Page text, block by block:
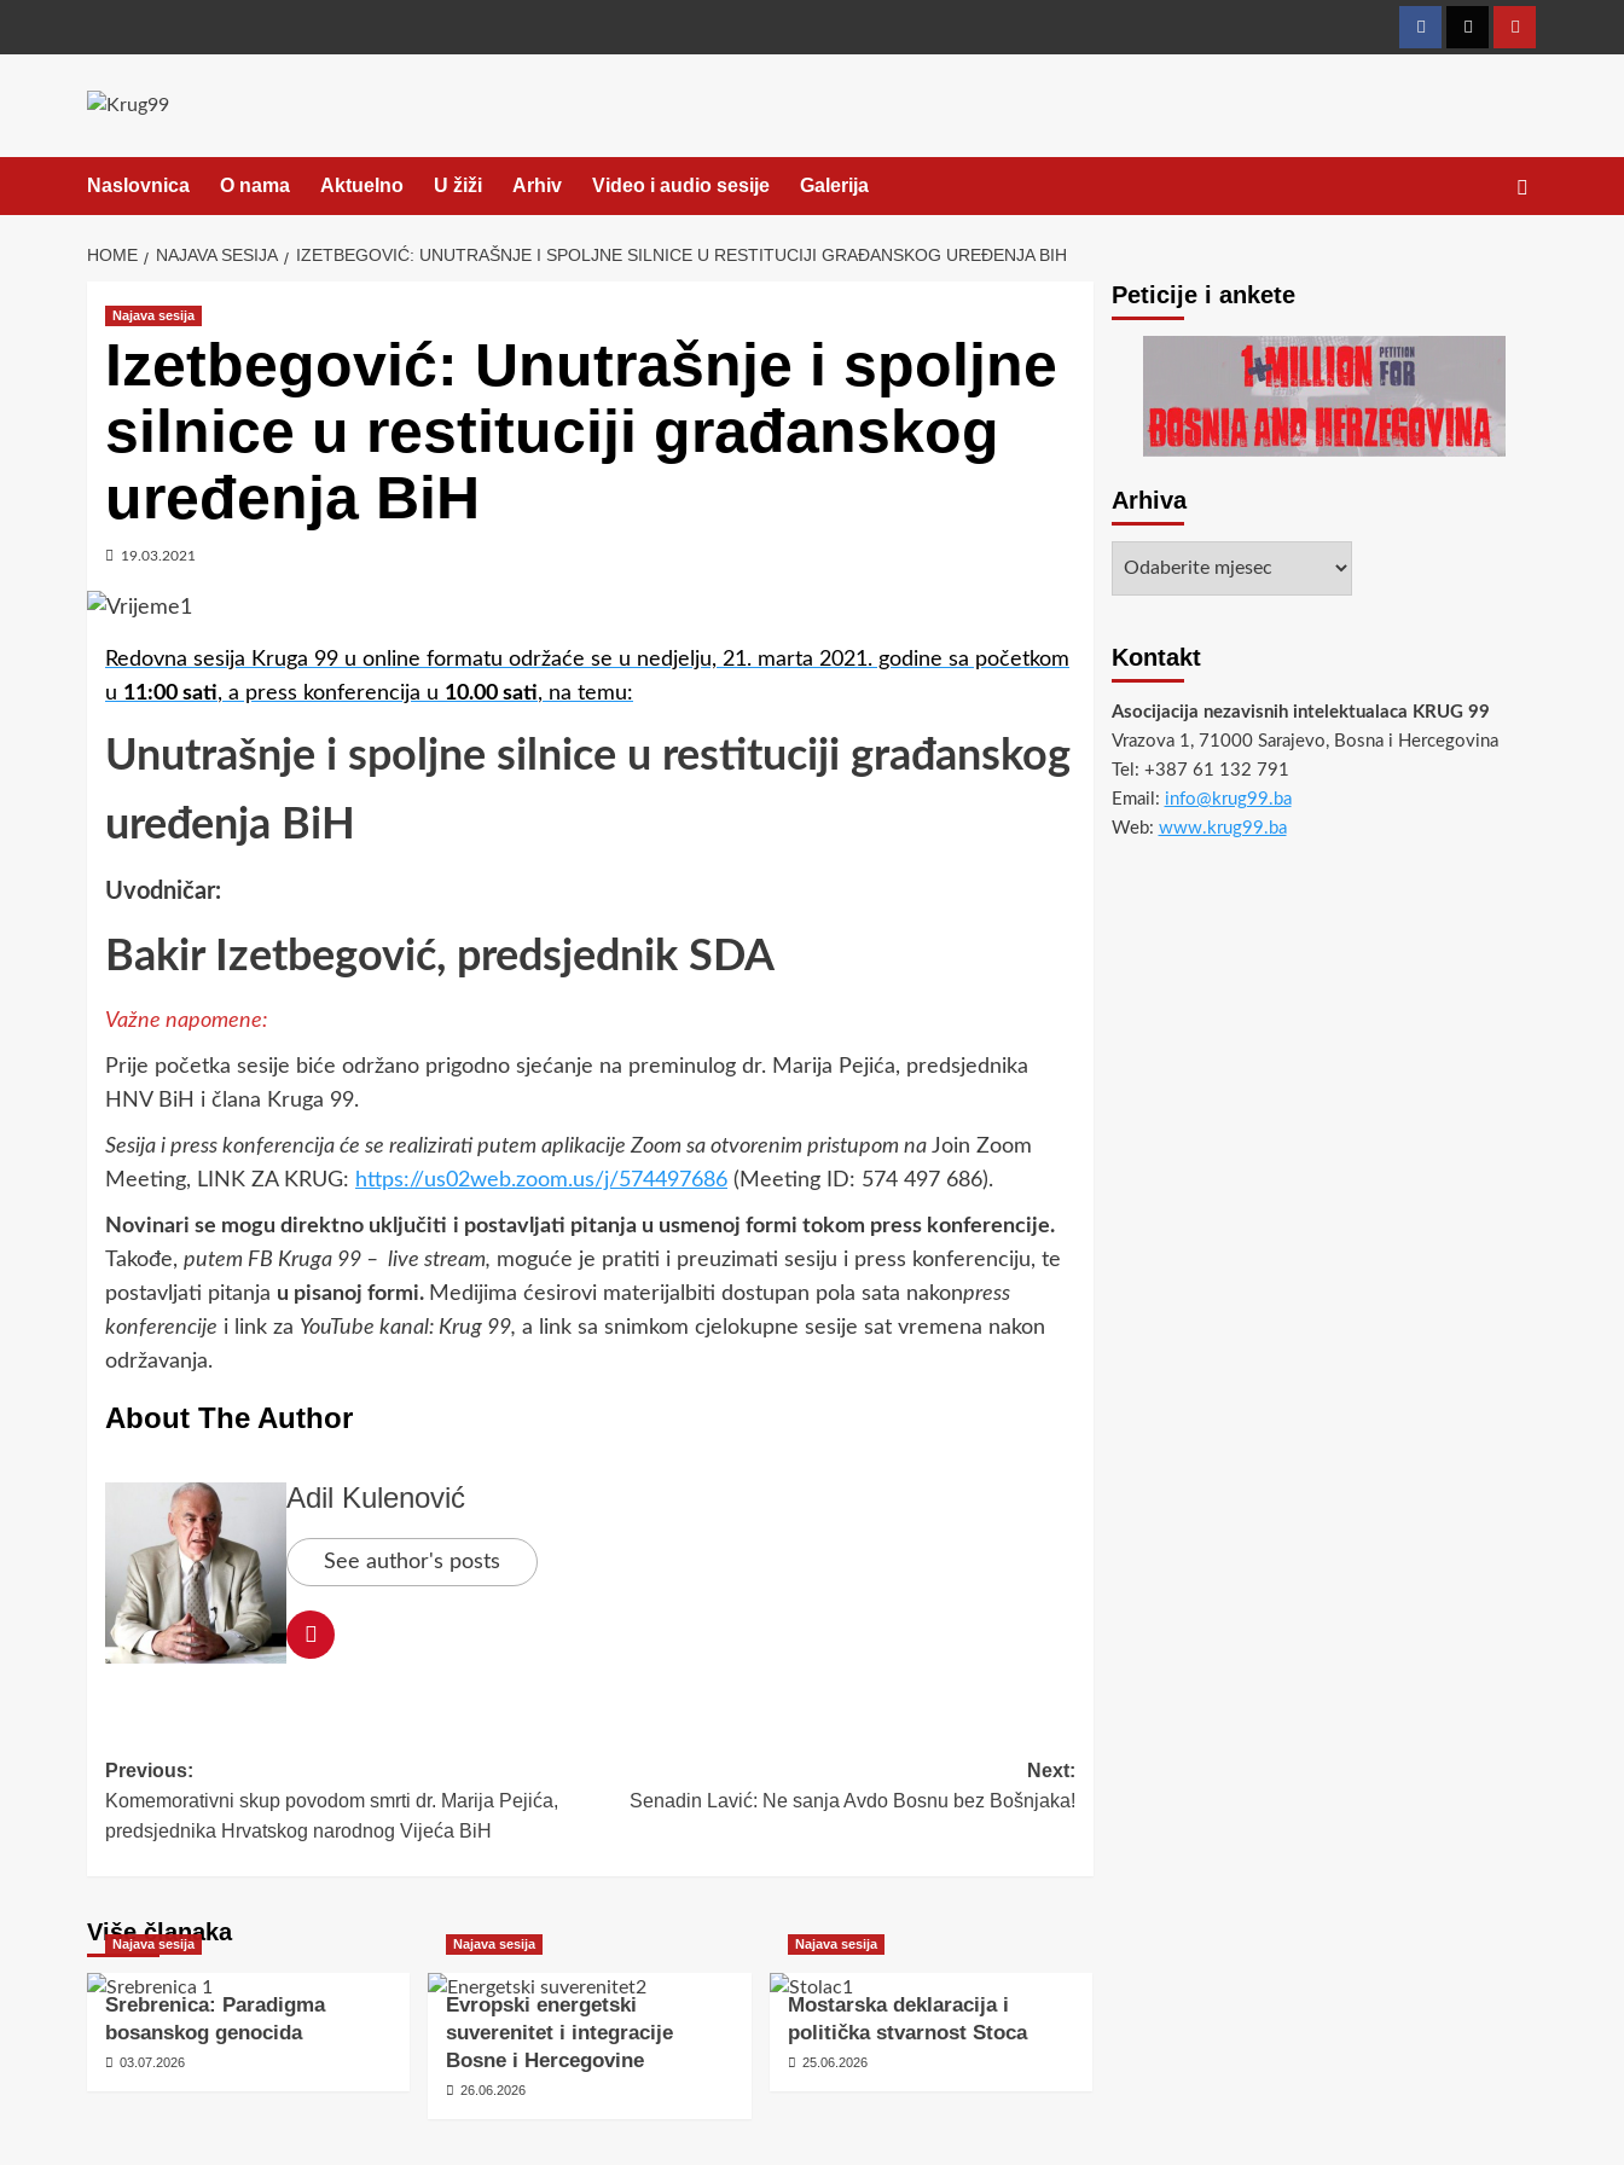
Naslovnica O nama Aktuelno U žiži Arhiv Video i audio sesije Galerija
HOME NAJAVA SESIJA IZETBEGOVIĆ: UNUTRAŠNJE I SPOLJNE SILNICE U RESTITUCIJI GRAĐANSKOG UREĐENJA BIH
Najava sesija
Izetbegović: Unutrašnje i spoljne
silnice u restituciji građanskog
uređenja BiH
19.03.2021
Redovna sesija Kruga 99 u online formatu održaće se u nedjelju, 21. marta 2021. godine sa početkom
u 11:00 sati, a press konferencija u 10.00 sati, na temu:
Unutrašnje i spoljne silnice u restituciji građanskog
uređenja BiH
Uvodničar:
Bakir Izetbegović, predsjednik SDA
Važne napomene:
Prije početka sesije biće održano prigodno sjećanje na preminulog dr. Marija Pejića, predsjednika
HNV BiH i člana Kruga 99.
Sesija i press konferencija će se realizirati putem aplikacije Zoom sa otvorenim pristupom na Join Zoom
Meeting, LINK ZA KRUG: https://us02web.zoom.us/j/574497686 (Meeting ID: 574 497 686).
Novinari se mogu direktno uključiti i postavljati pitanja u usmenoj formi tokom press konferencije.
Takođe, putem FB Kruga 99 – live stream, moguće je pratiti i preuzimati sesiju i press konferenciju, te
postavljati pitanja u pisanoj formi. Medijima ćesirovi materijalbiti dostupan pola sata nakonpress
konferencije i link za YouTube kanal: Krug 99, a link sa snimkom cjelokupne sesije sat vremena nakon
održavanja.
About The Author
Adil Kulenović
See author's posts
Post
navigation
Previous:
Komemorativni skup povodom smrti dr. Marija Pejića,
predsjednika Hrvatskog narodnog Vijeća BiH
Next:
Senadin Lavić: Ne sanja Avdo Bosnu bez Bošnjaka!
Više članaka
Najava sesija
Srebrenica: Paradigma
bosanskog genocida
03.07.2026
Najava sesija
Evropski energetski
suverenitet i integracije
Bosne i Hercegovine
26.06.2026
Najava sesija
Mostarska deklaracija i
politička stvarnost Stoca
25.06.2026
Peticije i ankete
Arhiva
Kontakt
Asocijacija nezavisnih intelektualaca KRUG 99
Vrazova 1, 71000 Sarajevo, Bosna i Hercegovina
Tel: +387 61 132 791
Email: info@krug99.ba
Web: www.krug99.ba